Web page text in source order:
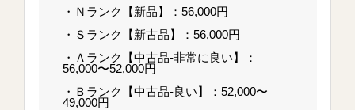
・Ｎランク【新品】：56,000円
・Ｓランク【新古品】：56,000円
・Ａランク【中古品-非常に良い】：
56,000〜52,000円
・Ｂランク【中古品-良い】：52,000〜
49,000円